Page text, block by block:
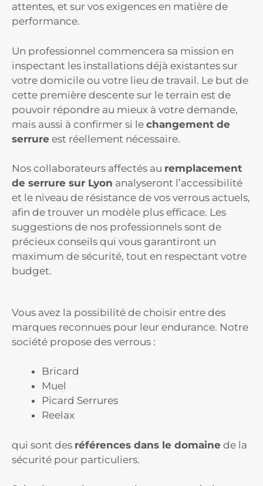
attentes, et sur vos exigences en matière de
performance.
Un professionnel commencera sa mission en
inspectant les installations déjà existantes sur
votre domicile ou votre lieu de travail. Le but de
cette première descente sur le terrain est de
pouvoir répondre au mieux à votre demande,
mais aussi à confirmer si le changement de
serrure est réellement nécessaire.
Nos collaborateurs affectés au remplacement
de serrure sur Lyon analyseront l’accessibilité
et le niveau de résistance de vos verrous actuels,
afin de trouver un modèle plus efficace. Les
suggestions de nos professionnels sont de
précieux conseils qui vous garantiront un
maximum de sécurité, tout en respectant votre
budget.
Vous avez la possibilité de choisir entre des
marques reconnues pour leur endurance. Notre
société propose des verrous :
Bricard
Muel
Picard Serrures
Reelax
qui sont des références dans le domaine de la
sécurité pour particuliers.